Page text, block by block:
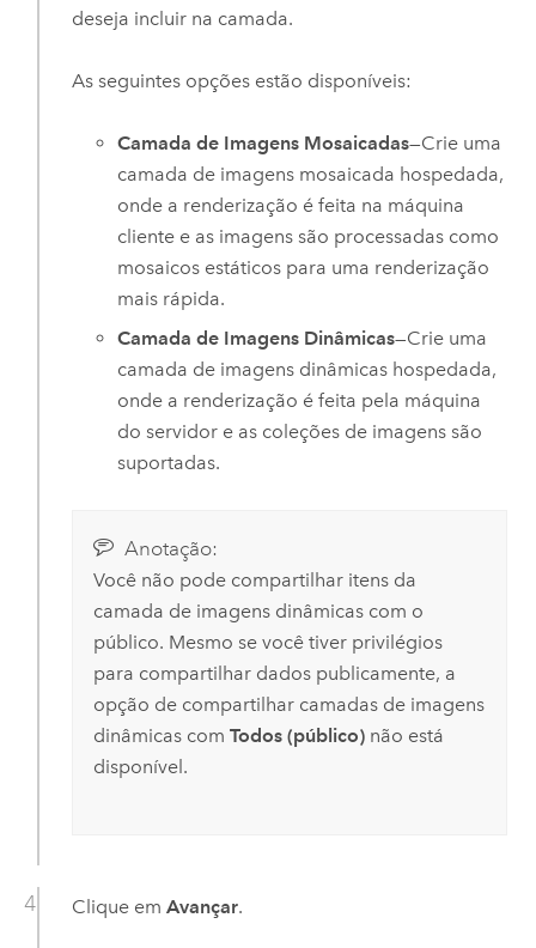
deseja incluir na camada.
As seguintes opções estão disponíveis:
Camada de Imagens Mosaicadas—Crie uma
camada de imagens mosaicada hospedada,
onde a renderização é feita na máquina
cliente e as imagens são processadas como
mosaicos estáticos para uma renderização
mais rápida.
Camada de Imagens Dinâmicas—Crie uma
camada de imagens dinâmicas hospedada,
onde a renderização é feita pela máquina
do servidor e as coleções de imagens são
suportadas.
Anotação:
Você não pode compartilhar itens da
camada de imagens dinâmicas com o
público. Mesmo se você tiver privilégios
para compartilhar dados publicamente, a
opção de compartilhar camadas de imagens
dinâmicas com Todos (público)não está
disponível.
Clique em Avançar.